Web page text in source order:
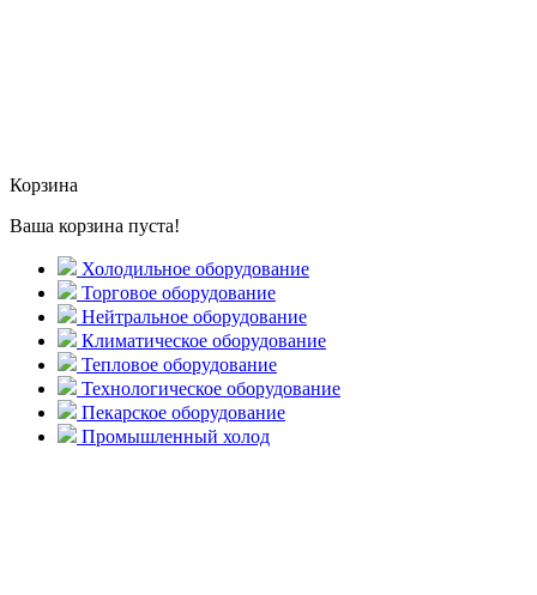
Корзина
Ваша корзина пуста!
Холодильное оборудование
Торговое оборудование
Нейтральное оборудование
Климатическое оборудование
Тепловое оборудование
Технологическое оборудование
Пекарское оборудование
Промышленный холод